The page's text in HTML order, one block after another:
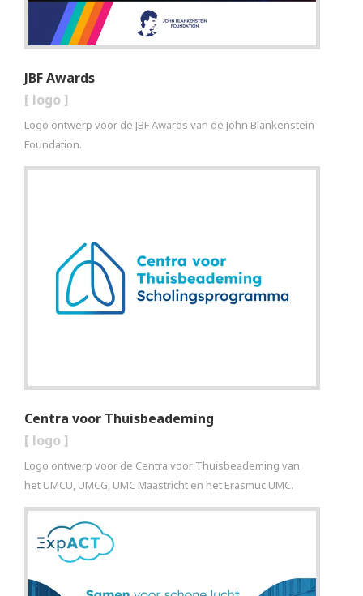
JBF Awards
[ logo ]
Logo ontwerp voor de JBF Awards van de John Blankenstein
Foundation.
Centra voor Thuisbeademing
[ logo ]
Logo ontwerp voor de Centra voor Thuisbeademing van
het UMCU, UMCG, UMC Maastricht en het Erasmuc UMC.